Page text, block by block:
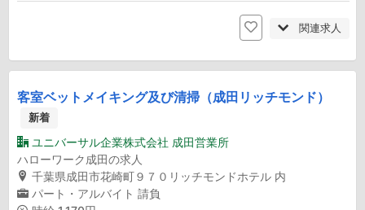
関連求人
客室ベットメイキング及び清掃（成田リッチモンド）
新着
ユニバーサル企業株式会社 成田営業所
ハローワーク成田の求人
千葉県成田市花崎町９７０リッチモンドホテル 内
パート・アルバイト 請負